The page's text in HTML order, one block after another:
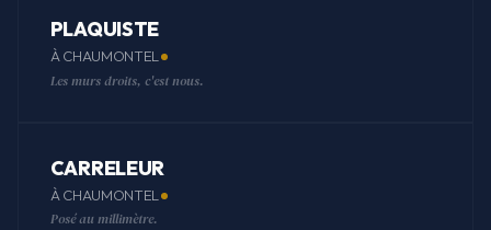
PLAQUISTE
À CHAUMONTEL
Les murs droits, c'est nous.
CARRELEUR
À CHAUMONTEL
Posé au millimètre.